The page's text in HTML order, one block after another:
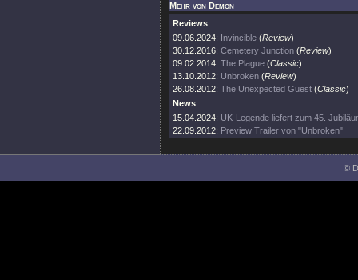
Mehr von Demon
Reviews
09.06.2024: Invincible (Review)
30.12.2016: Cemetery Junction (Review)
09.02.2014: The Plague (Classic)
13.10.2012: Unbroken (Review)
26.08.2012: The Unexpected Guest (Classic)
News
15.04.2024: UK-Legende liefert zum 45.
22.09.2012: Preview Trailer von "Unbroken"
©